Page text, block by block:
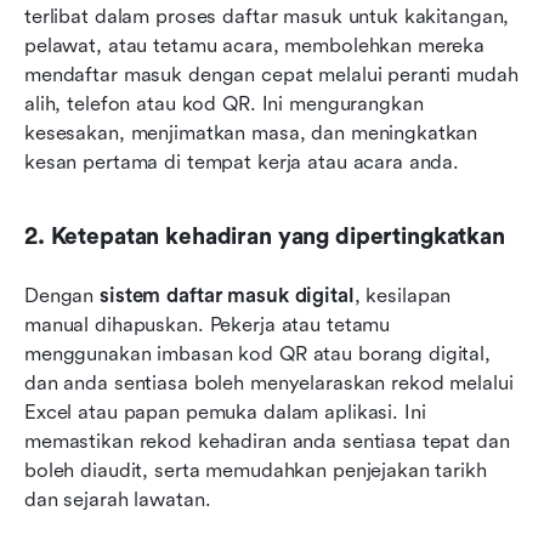
terlibat dalam proses daftar masuk untuk kakitangan,
pelawat, atau tetamu acara, membolehkan mereka
mendaftar masuk dengan cepat melalui peranti mudah
alih, telefon atau kod QR. Ini mengurangkan
kesesakan, menjimatkan masa, dan meningkatkan
kesan pertama di tempat kerja atau acara anda.
2. Ketepatan kehadiran yang dipertingkatkan
Dengan sistem daftar masuk digital, kesilapan
manual dihapuskan. Pekerja atau tetamu
menggunakan imbasan kod QR atau borang digital,
dan anda sentiasa boleh menyelaraskan rekod melalui
Excel atau papan pemuka dalam aplikasi. Ini
memastikan rekod kehadiran anda sentiasa tepat dan
boleh diaudit, serta memudahkan penjejakan tarikh
dan sejarah lawatan.